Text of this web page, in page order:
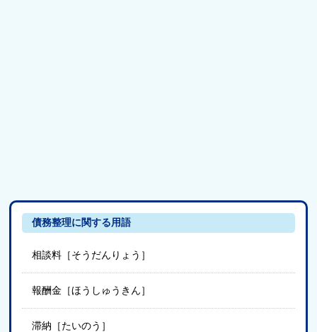
債務整理に関する用語
相談料［そうだんりょう］
報酬金［ほうしゅうきん］
滞納［たいのう］